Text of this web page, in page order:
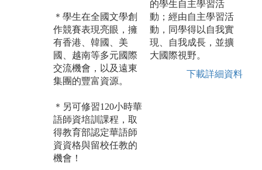
＊學生在全國文學創
作競賽表現亮眼，擁
有香港、韓國、美
國、越南等多元國際
交流機會，以及遠東
集團的豐富資源。
＊另可修習120小時華
語師資培訓課程，取
得教育部認定華語師
資資格與留校任教的
機會！
的學生自主學習活
動；經由自主學習活
動，同學得以自我實
現、自我成長，並擴
大國際視野。
下載詳細資料